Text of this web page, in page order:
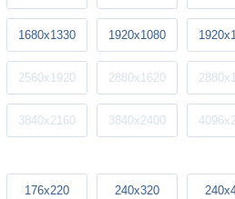
1680x1330 1920x1080
2560x1920 2880x1620
3840x2160 3840x2400
176x220 240x320